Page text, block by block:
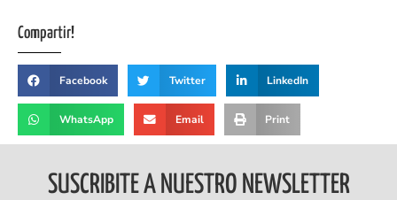
Compartir!
Facebook Twitter LinkedIn
WhatsApp Email Print
SUSCRIBITE A NUESTRO NEWSLETTER